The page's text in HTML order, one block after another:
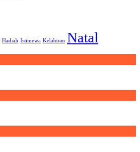
Hadiah Istimewa Kelahiran Natal